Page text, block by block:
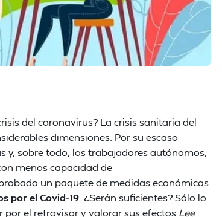
del coronavirus? La crisis sanitaria del
dimensiones. Por su escaso
y, sobre todo, los trabajadores autónomos,
menos capacidad de
un paquete de medidas económicas
por el Covid-19 . ¿Serán suficientes? Sólo lo
el retrovisor y valorar sus efectos. Lee